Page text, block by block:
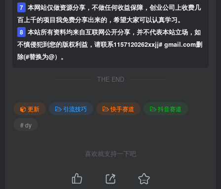
7 本网站仅做资源分享，不做任何收益保障，创业公司上收费几
百上千的项目我免费分享出来的，希望大家可以认真学习。
8 本站所有资料均来自互联网公开分享，并不代表本站立场，如
不慎侵犯到您的版权利益，请联系1157120262xxjj# gmail.com删
除(#替换为@）。
THE END
更新 引流技巧 快手赛道
抖音赛道
# dy
喜欢就支持一下吧